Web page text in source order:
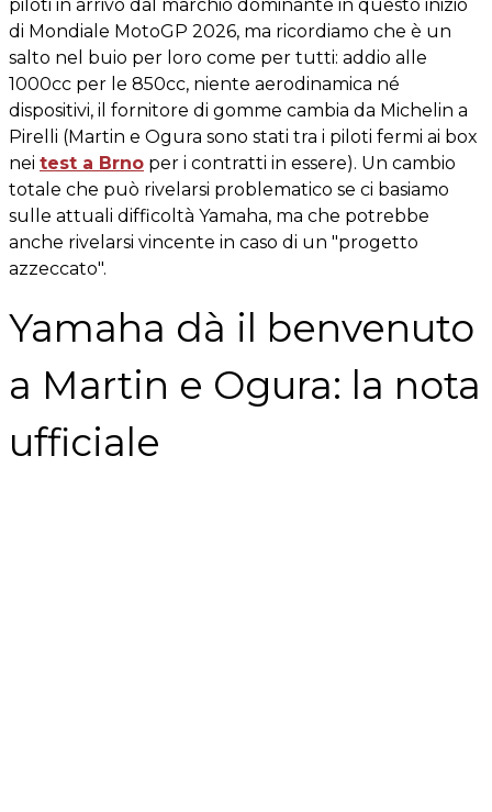
piloti in arrivo dal marchio dominante in questo inizio
di Mondiale MotoGP 2026, ma ricordiamo che è un
salto nel buio per loro come per tutti: addio alle
1000cc per le 850cc, niente aerodinamica né
dispositivi, il fornitore di gomme cambia da Michelin a
Pirelli (Martin e Ogura sono stati tra i piloti fermi ai box
nei test a Brno per i contratti in essere). Un cambio
totale che può rivelarsi problematico se ci basiamo
sulle attuali difficoltà Yamaha, ma che potrebbe
anche rivelarsi vincente in caso di un "progetto
azzeccato".
Yamaha dà il benvenuto
a Martin e Ogura: la nota
ufficiale